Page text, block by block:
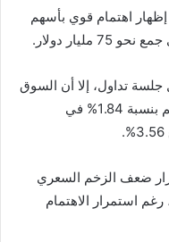
اهتمام قوي بأسهم
من 19% خلال أول جلسة تداول، إلا أن السوق
شهد لاحقاً بعض التقلبات مع تراجع السهم بنسبة 1.84% في
ضعف الزخم السعري
استمرار الاهتمام